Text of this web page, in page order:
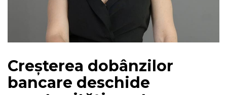
Creșterea dobânzilor
bancare deschide